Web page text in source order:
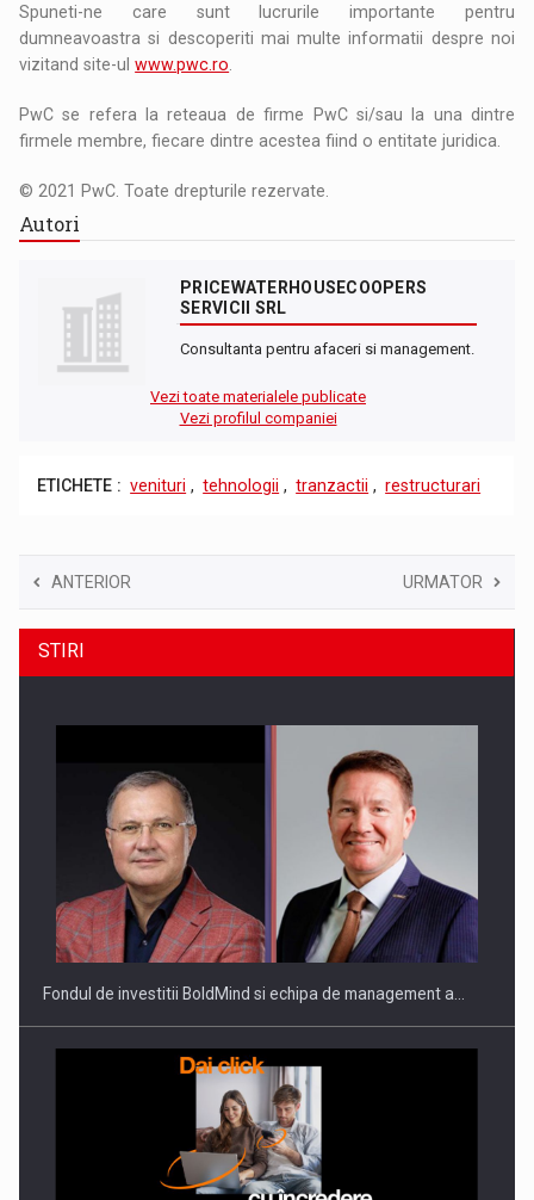
Spuneti-ne care sunt lucrurile importante pentru
dumneavoastra si descoperiti mai multe informatii despre noi
vizitand site-ulwww.pwc.ro
PwC se refera la reteaua de firme PwC si/sau la una dintre
firmele membre, fiecare dintre acestea fiind o entitate juridica.
© 2021 PwC. Toate drepturile rezervate.
Autori
PRICEWATERHOUSECOOPERS
SERVICII SRL
Consultanta pentru afaceri si management.
Vezi toate materialele publicate
Vezi profilul companiei
ETICHETE : venituri , tehnologii , tranzactii , restructurari
ANTERIOR URMATOR
STIRI
Fondul de investitii BoldMind si echipa de management a…